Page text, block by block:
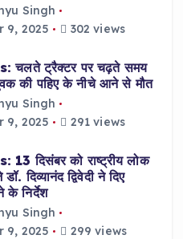
Singh
9, 2025
302 views
चलते ट्रैक्टर पर चढ़ते समय
की पहिए के नीचे आने से मौत
Singh
9, 2025
291 views
दिसंबर को राष्ट्रीय लोक
दिव्यानंद द्विवेदी ने दिए
के निर्देश
Singh
9, 2025
299 views